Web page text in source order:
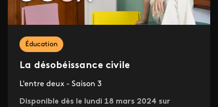
Éducation
La désobéissance civile
L'entre deux - Saison 3
Disponible dès le lundi 18 mars 2024 sur